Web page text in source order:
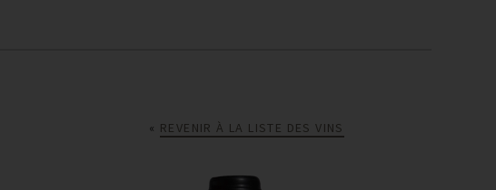
REVENIR À LA LISTE DES VINS